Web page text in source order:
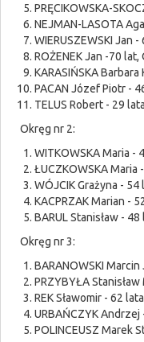
PRĘCIKOWSKA-
NEJMAN-LASOTA
WIERUSZEWSKI Jan
ROŻENEK Jan -70
KARASIŃSKA
PACAN Józef Piotr -
TELUS Robert - 29
Okręg nr 2:
WITKOWSKA Maria -
ŁUCZKOWSKA
WÓJCIK Grażyna -
KACPRZAK Marian -
BARUL Stanisław -
Okręg nr 3:
BARANOWSKI
PRZYBYŁA
REK Sławomir - 62
URBAŃCZYK
POLINCEUSZ Marek